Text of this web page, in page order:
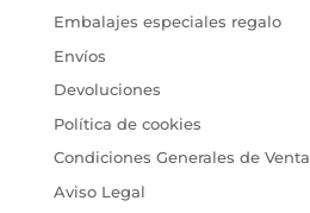
Embalajes especiales regalo
Envíos
Devoluciones
Política de cookies
Condiciones Generales de Venta
Aviso Legal